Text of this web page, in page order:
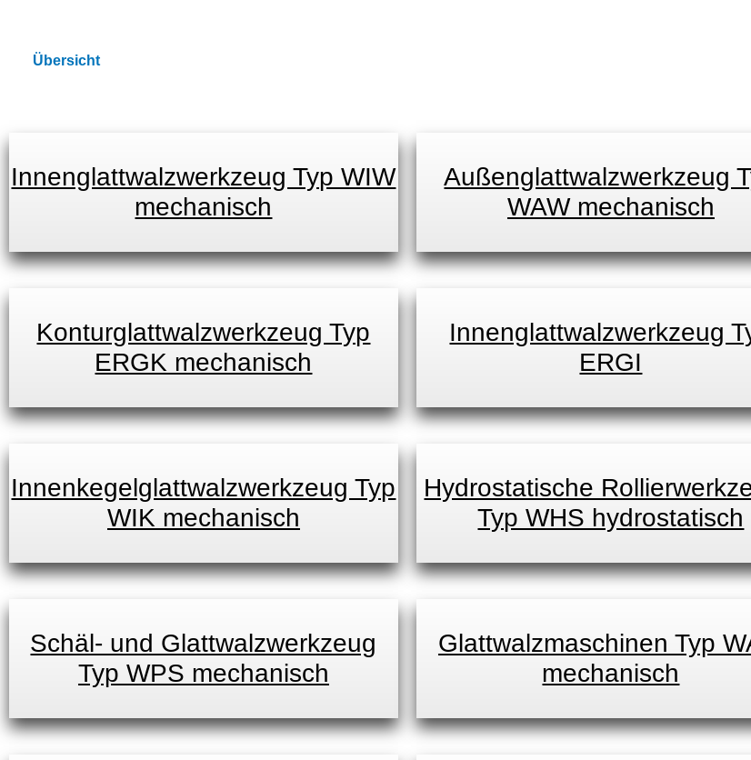
Übersicht
Innenglattwalzwerkzeug Typ WIW
mechanisch
Außenglattwalzwerkzeug
WAW mechanisch
Konturglattwalzwerkzeug Typ
ERGK mechanisch
Innenglattwalzwerkzeug
ERGI
Innenkegelglattwalzwerkzeug Typ
WIK mechanisch
Hydrostatische
Typ WHS hydrostatisch
Schäl- und Glattwalzwerkzeug
Typ WPS mechanisch
Glattwalzmaschinen Typ
mechanisch